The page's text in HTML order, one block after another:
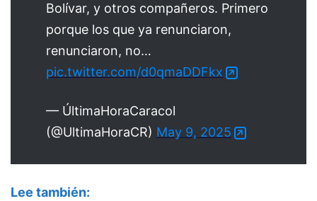
Bolívar, y otros compañeros. Primero
porque los que ya renunciaron,
renunciaron, no…
pic.twitter.com/d0qmaDDFkx
— ÚltimaHoraCaracol
(@UltimaHoraCR) May 9, 2025
Lee también: